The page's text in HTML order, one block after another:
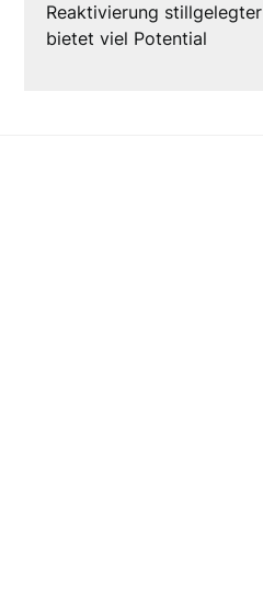
Reaktivierung
bietet viel Potential